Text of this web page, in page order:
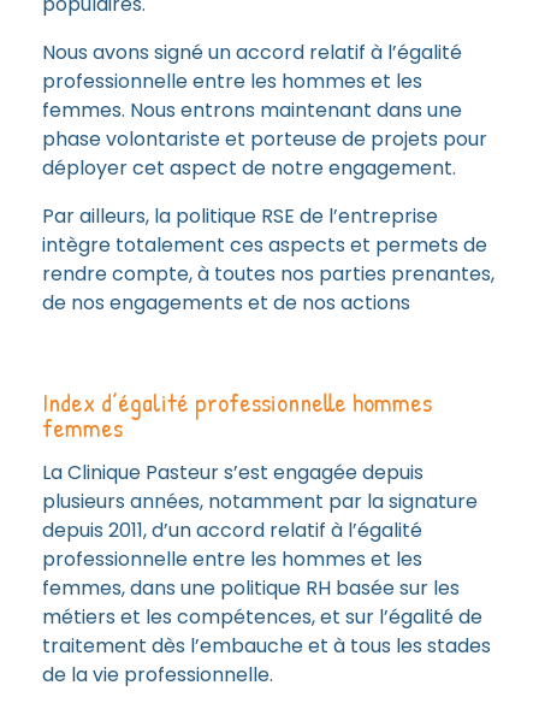
Nous avons signé un accord relatif à l’égalité
professionnelle entre les hommes et les
femmes. Nous entrons maintenant dans une
phase volontariste et porteuse de projets pour
déployer cet aspect de notre engagement.
Par ailleurs, la politique RSE de l’entreprise
intègre totalement ces aspects et permets de
rendre compte, à toutes nos parties prenantes,
de nos engagements et de nos actions
Index d’égalité professionnelle hommes
femmes
La Clinique Pasteur s’est engagée depuis
plusieurs années, notamment par la signature
depuis 2011, d’un accord relatif à l’égalité
professionnelle entre les hommes et les
femmes, dans une politique RH basée sur les
métiers et les compétences, et sur l’égalité de
traitement dès l’embauche et à tous les stades
de la vie professionnelle.